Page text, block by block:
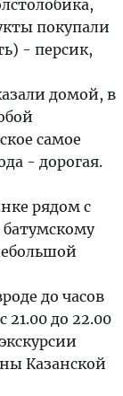
покупали
- персик,
домой, в
самое
- дорогая.
рядом с
до часов
21.00 до 22.00
Казанской